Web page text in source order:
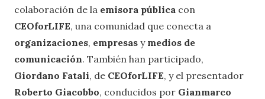
colaboración de la emisora pública con
CEOforLIFE, una comunidad que conecta a
organizaciones, empresas y medios de
comunicación. También han participado,
Giordano Fatali, de CEOforLIFE, y el presentador
Roberto Giacobbo, conducidos por Gianmarco